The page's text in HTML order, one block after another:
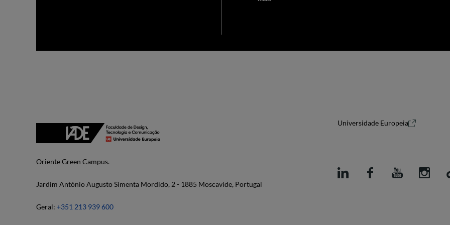
Oriente Green Campus.
Jardim António Augusto Simenta Mordido, 2 - 1885 Moscavide, Portugal
Geral: +351 213 939 600
Universidade Europeia